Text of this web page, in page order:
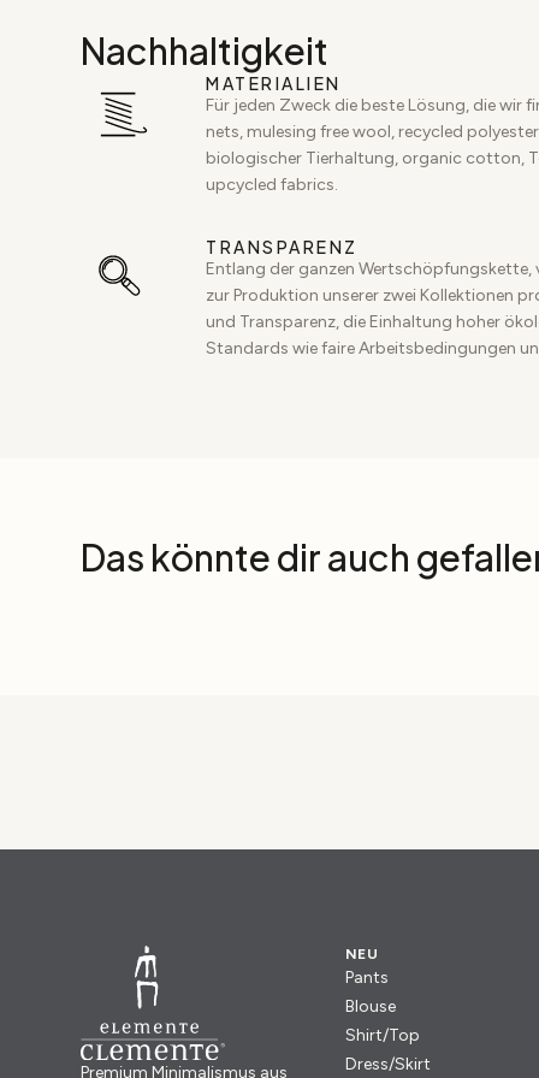
Nachhaltigkeit
MATERIALIEN
Für jeden Zweck die beste Lösung, die wir
nets, mulesing free wool, recycled
biologischer Tierhaltung, organic cotton,
upcycled fabrics.
TRANSPARENZ
Entlang der ganzen Wertschöpfungskette,
zur Produktion unserer zwei Kollektionen
und Transparenz, die Einhaltung hoher
Standards wie faire Arbeitsbedingungen
Das könnte dir auch
Premium Minimalismus aus
NEU
Pants
Blouse
Shirt/Top
Dress/Skirt